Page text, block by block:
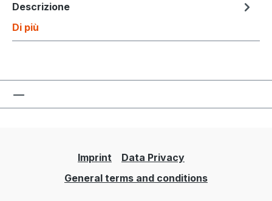
Descrizione
Di più
Imprint
Data Privacy
General terms and conditions